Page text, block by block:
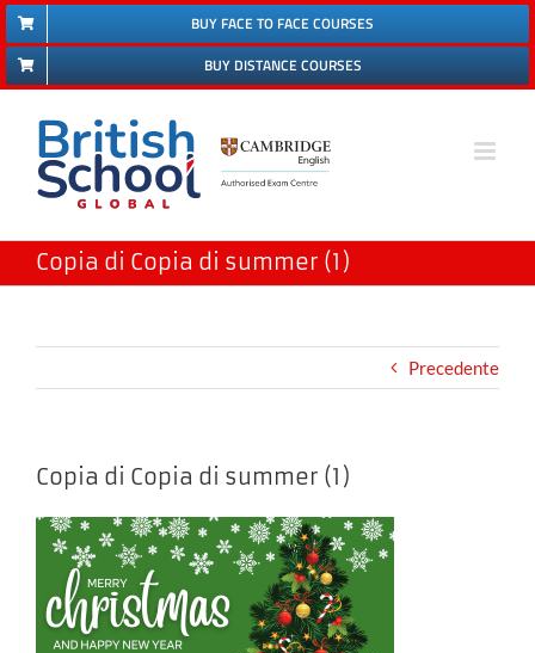
Salta
al
contenuto
BUY FACE TO FACE COURSES
BUY DISTANCE COURSES
Copia di Copia di summer (1)
Precedente
Copia di Copia di summer (1)